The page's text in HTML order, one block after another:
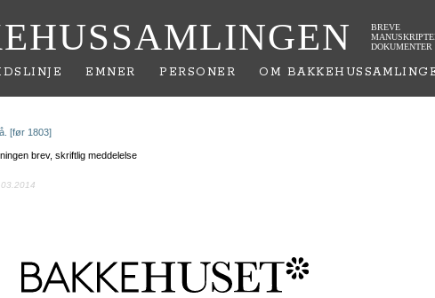
BREVE
DOKUMENTER
EMNER PERSONER OM
[før 1803]
brev, skriftlig meddelelse